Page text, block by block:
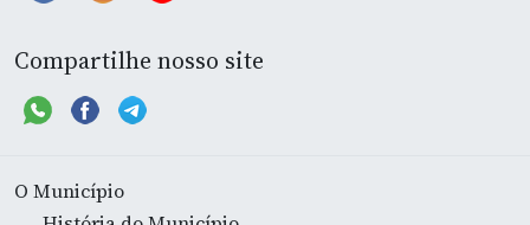
Compartilhe nosso site
O Município